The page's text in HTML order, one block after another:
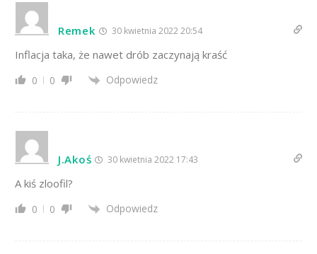
Remek 30 kwietnia 2022 20:54
Inflacja taka, że nawet drób zaczynają kraść
0 0 Odpowiedz
J.Akoś 30 kwietnia 2022 17:43
A kiś zloofil?
0 0 Odpowiedz